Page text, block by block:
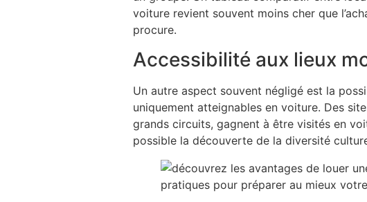
voiture revient souvent moins cher que
procure.
Accessibilité aux lieux
Un autre aspect souvent négligé est la
uniquement atteignables en voiture. Des
grands circuits, gagnent à être visités en
possible la découverte de la diversité